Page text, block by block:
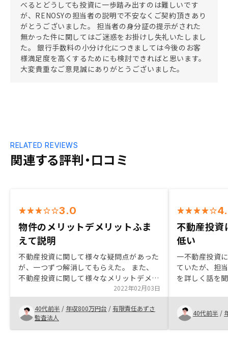
べるとどうしても投資に一歩踏み出すのは難しいです
が、RENOSYの担当者の説明で不安なくご契約頂きあり
がとうございました。 担当者の身分証の提示がされた
無かった件に関してはご迷惑をお掛けし失礼いたしまし
た。 銀行手数料の小分け化につきましては今後のお客
様満足度を高くするためにも検討できればと思います。
大変貴重なご意見誠にありがとうございました。
関連する評判・口コミ
RELATED REVIEWS
3.0
物件のメリットデメリットふま
えて説明
不動産投資に関して様々な疑問点があった
が、一つずつ解消してもらえた。 また、
不動産投資に関して様々なメリットデメリ
ットがある点も詳しく説明があった。 投
資後にもアプリで適時に物件の情報を確認
できる点や問い合わせにも当日、遅くても
翌日までに連絡が来るので使い勝手が良い
と思います。
2022年02月03日
40代前半 / 年収800万円台 / 有限責任あずさ
監査法人
不動産投資
低い
一不動産投資
ていたが、担
を詳しく話を
仕事の空き時
め、時間を効
40代前半 /